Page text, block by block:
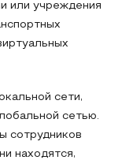
или учреждения
сети,
сетью.
сотрудников
находятся,